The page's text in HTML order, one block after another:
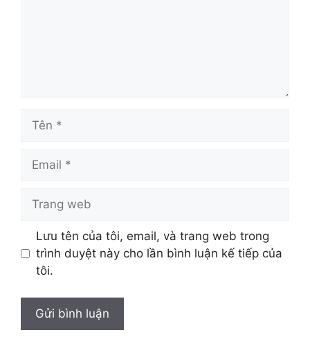
Tên
Email
Trang
Lưu tên của tôi, email, và trang web trong
trình duyệt này cho lần bình luận kế tiếp của
tôi.